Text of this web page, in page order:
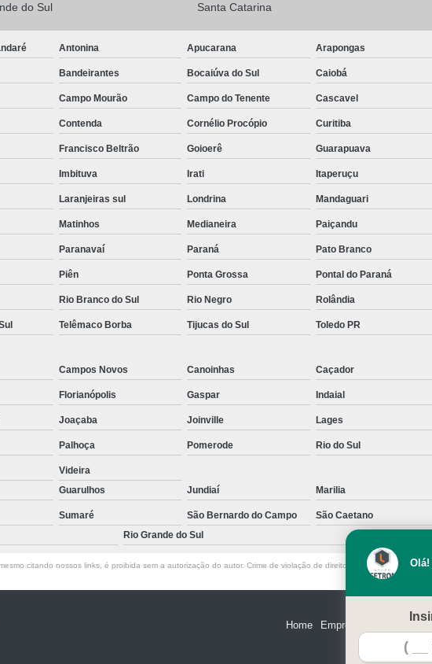
do Sul Santa Catarina
Antonina Apucarana Arapongas
Bandeirantes Bocaiúva do Sul Caiobá
Campo Mourão Campo do Tenente Cascavel
Contenda Cornélio Procópio Curitiba
Francisco Beltrão Goioerê Guarapuava
Imbituva Irati Itaperuçu
Laranjeiras sul Londrina Mandaguari
Matinhos Medianeira Paiçandu
Paranavaí Paraná Pato Branco
Piên Ponta Grossa Pontal do Paraná
Rio Branco do Sul Rio Negro Rolândia
Telêmaco Borba Tijucas do Sul Toledo PR
Campos Novos Canoinhas Caçador
Florianópolis Gaspar Indaial
Joaçaba Joinville Lages
Palhoça Pomerode Rio do Sul
Videira
Guarulhos Jundiaí Marilia
Sumaré São Bernardo do Campo São Caetano
Rio Grande do Sul
citando nossos links, é proibida sem a autorização do autor. Crime de violação de direito autoral – artigo 184
Home Empresa
Olá!